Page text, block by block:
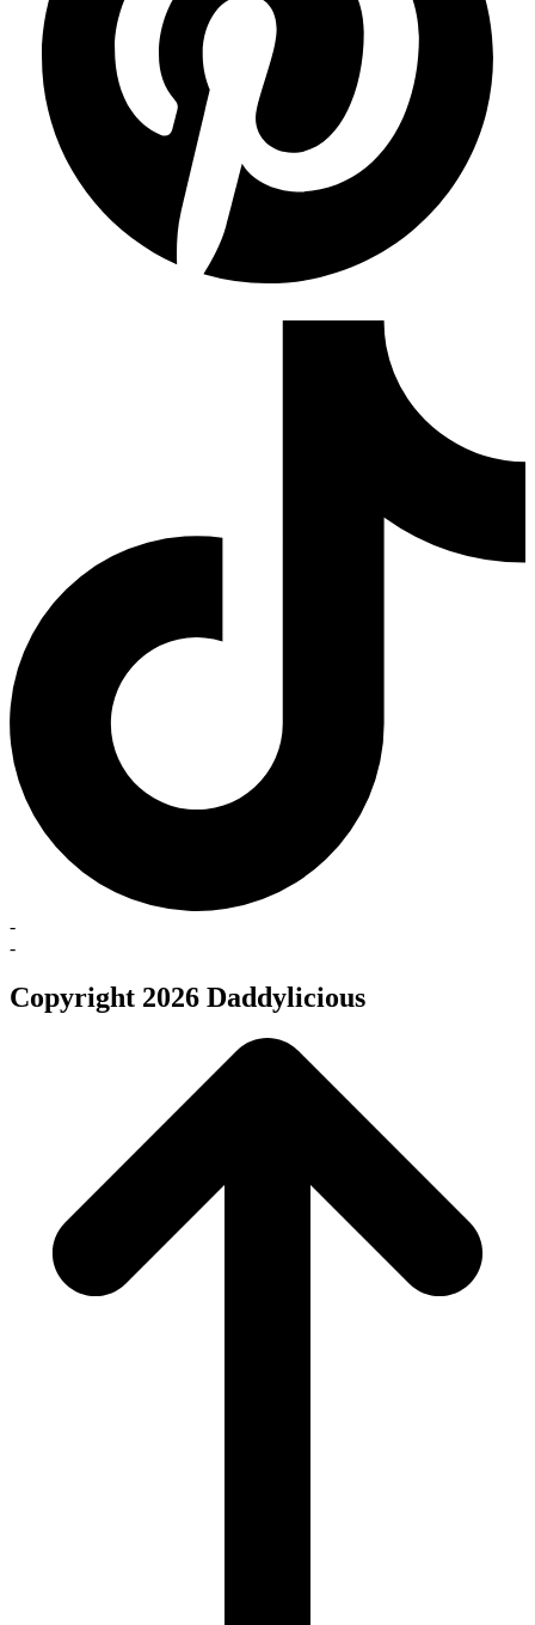
-
-
Copyright 2026 Daddylicious